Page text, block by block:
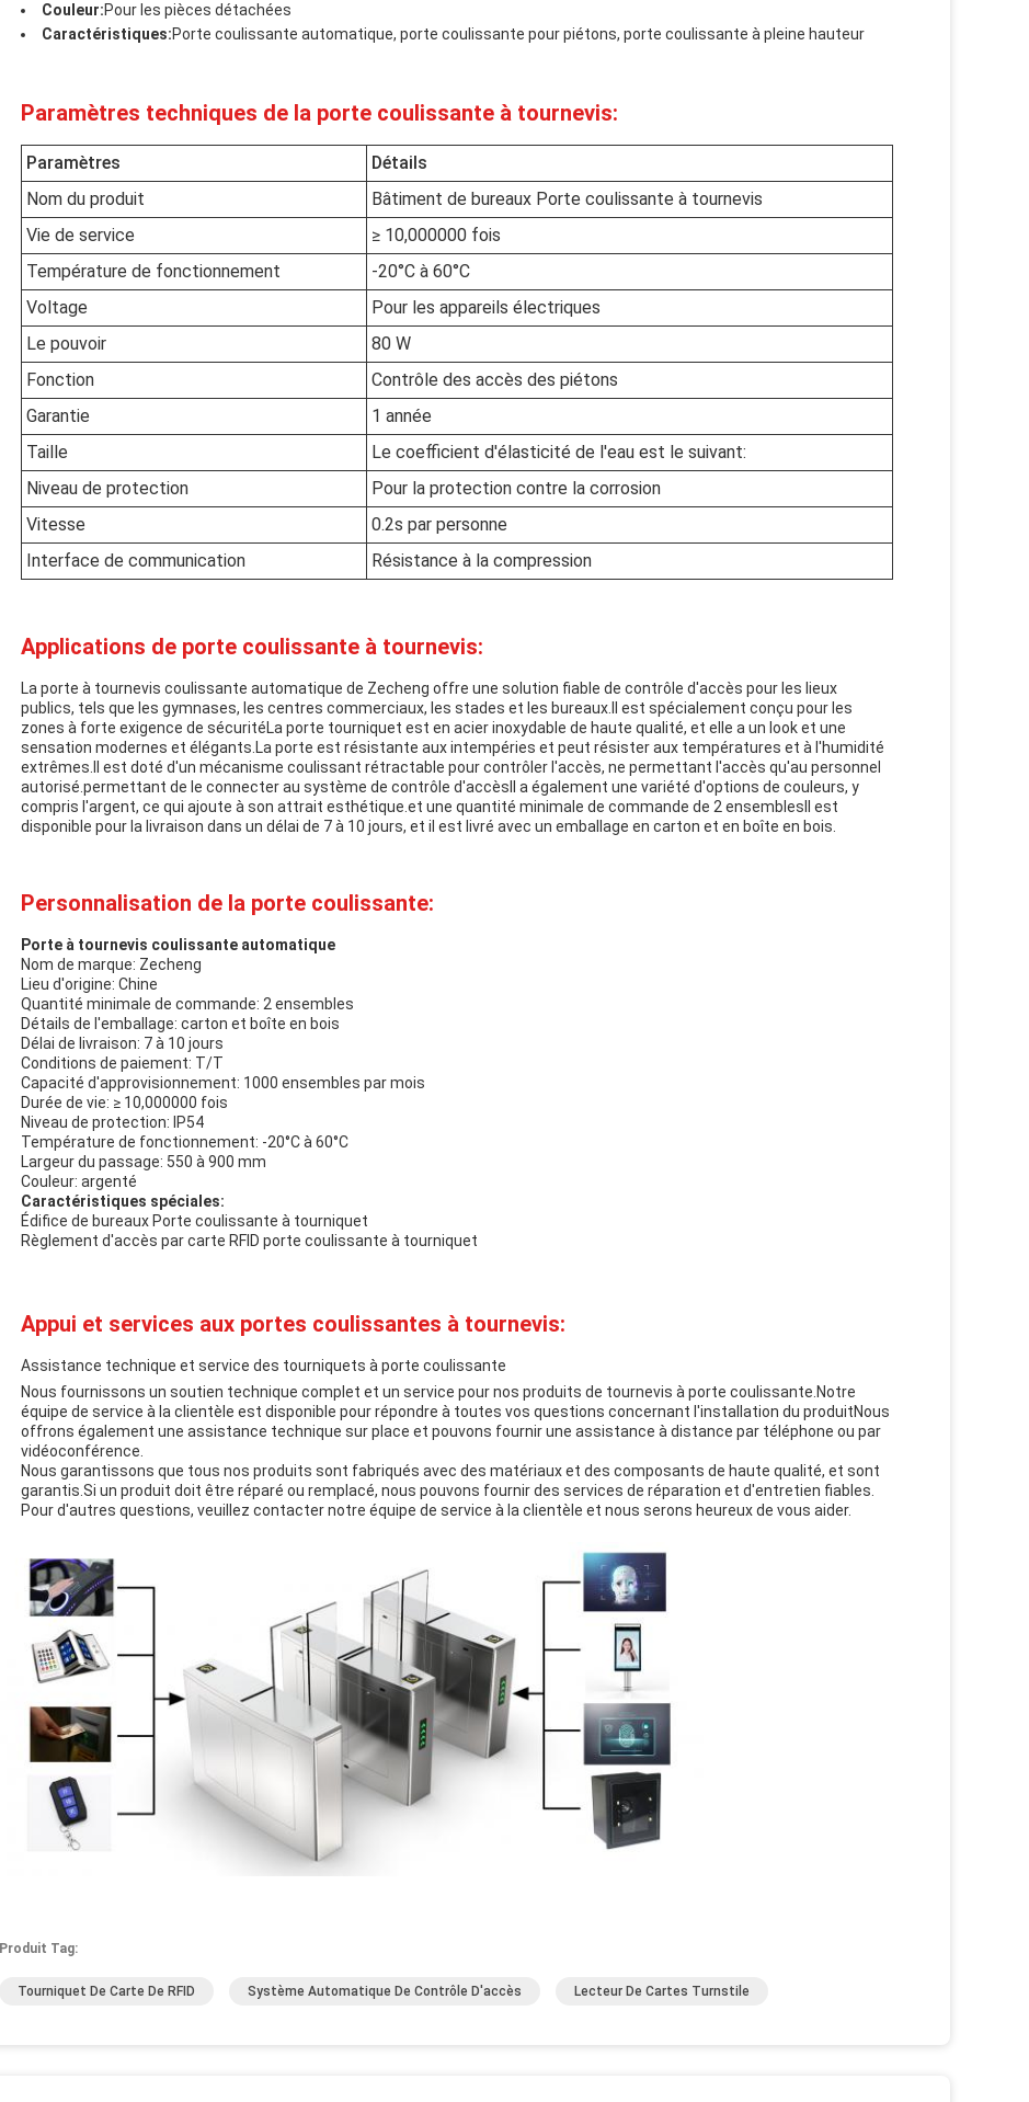
Couleur:Pour les pièces détachées
Caractéristiques:Porte coulissante automatique, porte coulissante pour piétons, porte coulissante à pleine hauteur
Paramètres techniques de la porte coulissante à tournevis:
Paramètres
Détails
Nom du produit
Bâtiment de bureaux Porte coulissante à tournevis
Vie de service
≥ 10,000000 fois
Température de fonctionnement
-20°C à 60°C
Voltage
Pour les appareils électriques
Le pouvoir
80 W
Fonction
Contrôle des accès des piétons
Garantie
1 année
Taille
Le coefficient d'élasticité de l'eau est le suivant:
Niveau de protection
Pour la protection contre la corrosion
Vitesse
0.2s par personne
Interface de communication
Résistance à la compression
Applications de porte coulissante à tournevis:
La porte à tournevis coulissante automatique de Zecheng offre une solution fiable de contrôle d'accès pour les lieux
publics, tels que les gymnases, les centres commerciaux, les stades et les bureaux.Il est spécialement conçu pour les
zones à forte exigence de sécuritéLa porte tourniquet est en acier inoxydable de haute qualité, et elle a un look et une
sensation modernes et élégants.La porte est résistante aux intempéries et peut résister aux températures et à l'humidité
extrêmes.Il est doté d'un mécanisme coulissant rétractable pour contrôler l'accès, ne permettant l'accès qu'au personnel
autorisé.permettant de le connecter au système de contrôle d'accèsIl a également une variété d'options de couleurs, y
compris l'argent, ce qui ajoute à son attrait esthétique.et une quantité minimale de commande de 2 ensemblesIl est
disponible pour la livraison dans un délai de 7 à 10 jours, et il est livré avec un emballage en carton et en boîte en bois.
Personnalisation de la porte coulissante:
Porte à tournevis coulissante automatique
Nom de marque: Zecheng
Lieu d'origine: Chine
Quantité minimale de commande: 2 ensembles
Détails de l'emballage: carton et boîte en bois
Délai de livraison: 7 à 10 jours
Conditions de paiement: T/T
Capacité d'approvisionnement: 1000 ensembles par mois
Durée de vie: ≥ 10,000000 fois
Niveau de protection: IP54
Température de fonctionnement: -20°C à 60°C
Largeur du passage: 550 à 900 mm
Couleur: argenté
Caractéristiques spéciales:
Édifice de bureaux Porte coulissante à tourniquet
Règlement d'accès par carte RFID porte coulissante à tourniquet
Appui et services aux portes coulissantes à tournevis:
Assistance technique et service des tourniquets à porte coulissante
Nous fournissons un soutien technique complet et un service pour nos produits de tournevis à porte coulissante.Notre
équipe de service à la clientèle est disponible pour répondre à toutes vos questions concernant l'installation du produitNous
offrons également une assistance technique sur place et pouvons fournir une assistance à distance par téléphone ou par
vidéoconférence.
Nous garantissons que tous nos produits sont fabriqués avec des matériaux et des composants de haute qualité, et sont
garantis.Si un produit doit être réparé ou remplacé, nous pouvons fournir des services de réparation et d'entretien fiables.
Pour d'autres questions, veuillez contacter notre équipe de service à la clientèle et nous serons heureux de vous aider.
Produit Tag:
Tourniquet De Carte De RFID Système Automatique De Contrôle D'accès Lecteur De Cartes Turnstile